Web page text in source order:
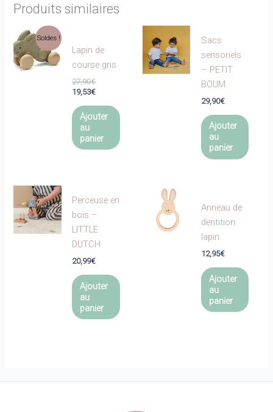
Produits similaires
Soldes !
Lapin de
course gris
27,90€Le
prix
était :
27,90€.
19,53€Le
actuel
est :
19,53€.
Ajouter
au
panier
Sacs
sensoriels
– PETIT
BOUM
29,90€
Ajouter
au
panier
Perceuse en
bois –
LITTLE
DUTCH
20,99€
Ajouter
au
panier
Anneau de
dentition
lapin
12,95€
Ajouter
au
panier